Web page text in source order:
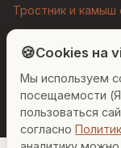
Тростник и камыш
© 2026 Vintajj. Все
Договор оферты
Согласие на
🍪Cookies на
Мы используем
посещаемости
пользоваться
согласно
Людмила
Привет! Я
консультант по
Вазы для гостиной